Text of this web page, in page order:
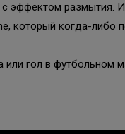
эффектом размытия.
который когда-либо
гол в футбольном